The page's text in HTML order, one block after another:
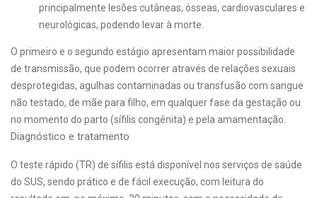
principalmente lesões cutâneas, ósseas, cardiovasculares e
neurológicas, podendo levar à morte.
O primeiro e o segundo estágio apresentam maior possibilidade
de transmissão, que podem ocorrer através de relações sexuais
desprotegidas, agulhas contaminadas ou transfusão com sangue
não testado, de mãe para filho, em qualquer fase da gestação ou
no momento do parto (sífilis congênita) e pela amamentação.
Diagnóstico e tratamento
O teste rápido (TR) de sífilis está disponível nos serviços de saúde
do SUS, sendo prático e de fácil execução, com leitura do